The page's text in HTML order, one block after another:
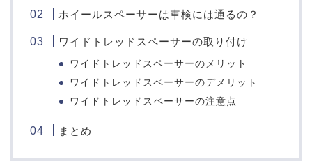
ホイールスペーサーは車検には通るの？
ワイドトレッドスペーサーの取り付け
ワイドトレッドスペーサーのメリット
ワイドトレッドスペーサーのデメリット
ワイドトレッドスペーサーの注意点
まとめ